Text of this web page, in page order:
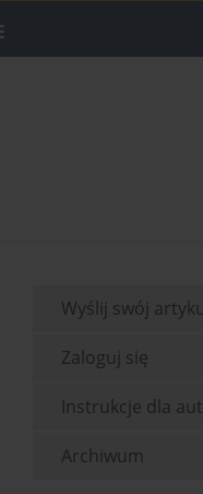
Wyślij swój
Zaloguj się
Instrukcje dla
Archiwum